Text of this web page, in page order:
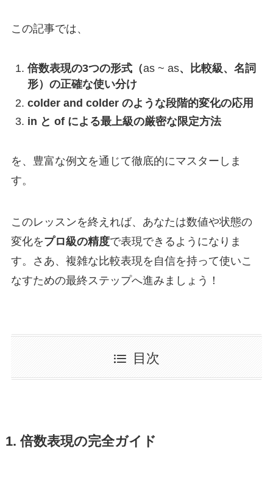
この記事では、
倍数表現の3つの形式（as ~ as、比較級、名詞
形）の正確な使い分け
colder and colder のような段階的変化の応用
in と of による最上級の厳密な限定方法
を、豊富な例文を通じて徹底的にマスターしま
す。
このレッスンを終えれば、あなたは数値や状態の
変化をプロ級の精度で表現できるようになりま
す。さあ、複雑な比較表現を自信を持って使いこ
なすための最終ステップへ進みましょう！
目次
1. 倍数表現の完全ガイド